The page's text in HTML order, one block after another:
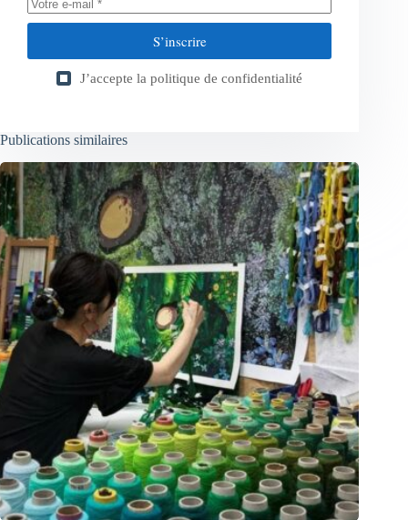
S’inscrire
J’accepte la politique de confidentialité
Publications similaires